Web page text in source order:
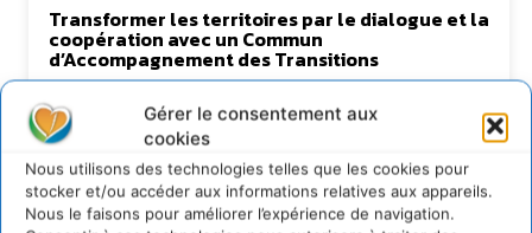
Gérer le consentement aux
cookies
Nous utilisons des technologies telles que les cookies pour
stocker et/ou accéder aux informations relatives aux appareils.
Nous le faisons pour améliorer l’expérience de navigation.
Transformer les territoires par le dialogue et la
coopération avec un Commun
d’Accompagnement des Transitions
7 août 2026
Soutenir un pastoralisme durable en faveur de
socio-écosystèmes résilients
6 août 2026
S’inspirer de l’arbre pour un modèle
économique régénératif du vivant …